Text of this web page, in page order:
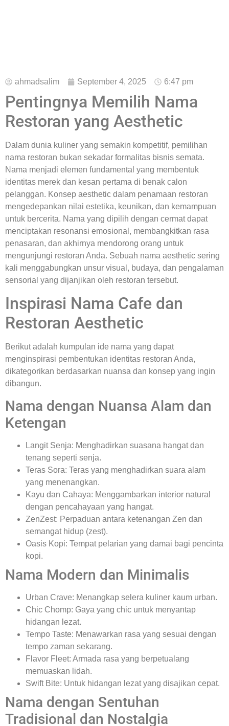
ahmadsalim September 4, 2025 6:47 pm
Pentingnya Memilih Nama
Restoran yang Aesthetic
Dalam dunia kuliner yang semakin kompetitif, pemilihan
nama restoran bukan sekadar formalitas bisnis semata.
Nama menjadi elemen fundamental yang membentuk
identitas merek dan kesan pertama di benak calon
pelanggan. Konsep aesthetic dalam penamaan restoran
mengedepankan nilai estetika, keunikan, dan kemampuan
untuk bercerita. Nama yang dipilih dengan cermat dapat
menciptakan resonansi emosional, membangkitkan rasa
penasaran, dan akhirnya mendorong orang untuk
mengunjungi restoran Anda. Sebuah nama aesthetic sering
kali menggabungkan unsur visual, budaya, dan pengalaman
sensorial yang dijanjikan oleh restoran tersebut.
Inspirasi Nama Cafe dan
Restoran Aesthetic
Berikut adalah kumpulan ide nama yang dapat
menginspirasi pembentukan identitas restoran Anda,
dikategorikan berdasarkan nuansa dan konsep yang ingin
dibangun.
Nama dengan Nuansa Alam dan
Ketengan
Langit Senja: Menghadirkan suasana hangat dan
tenang seperti senja.
Teras Sora: Teras yang menghadirkan suara alam
yang menenangkan.
Kayu dan Cahaya: Menggambarkan interior natural
dengan pencahayaan yang hangat.
ZenZest: Perpaduan antara ketenangan Zen dan
semangat hidup (zest).
Oasis Kopi: Tempat pelarian yang damai bagi pencinta
kopi.
Nama Modern dan Minimalis
Urban Crave: Menangkap selera kuliner kaum urban.
Chic Chomp: Gaya yang chic untuk menyantap
hidangan lezat.
Tempo Taste: Menawarkan rasa yang sesuai dengan
tempo zaman sekarang.
Flavor Fleet: Armada rasa yang berpetualang
memuaskan lidah.
Swift Bite: Untuk hidangan lezat yang disajikan cepat.
Nama dengan Sentuhan
Tradisional dan Nostalgia